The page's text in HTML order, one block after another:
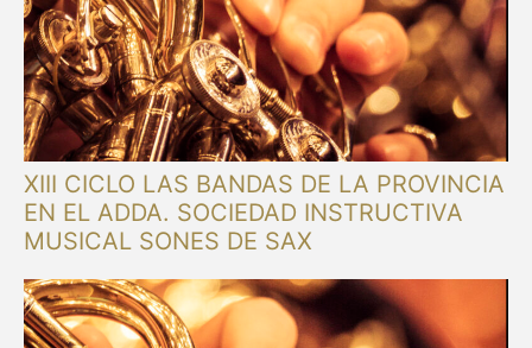
XIII CICLO LAS BANDAS DE LA PROVINCIA
EN EL ADDA. SOCIEDAD INSTRUCTIVA
MUSICAL SONES DE SAX